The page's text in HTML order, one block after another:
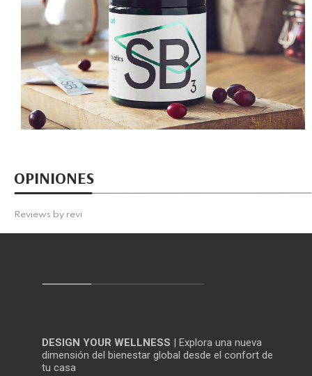
OPINIONES
Reviews by revi
DESIGN YOUR WELLNESS | Explora una nueva
dimensión del bienestar global desde el confort de
tu casa